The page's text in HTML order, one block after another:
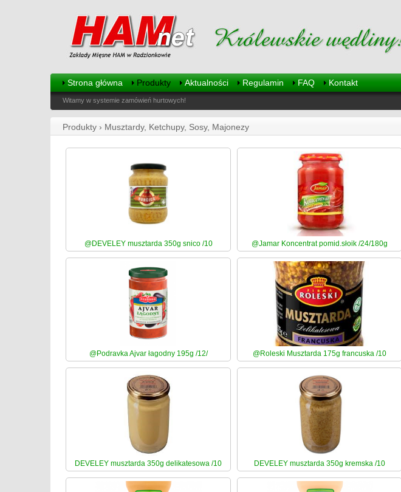
Strona główna Produkty Aktualności Regulamin FAQ Kontakt
Witamy w systemie zamówień hurtowych!
Produkty › Musztardy, Ketchupy, Sosy, Majonezy
@DEVELEY musztarda 350g snico /10 @Jamar Koncentrat pomid.słoik /24/180g
@Podravka Ajvar łagodny 195g /12/ @Roleski Musztarda 175g francuska /10
DEVELEY musztarda 350g delikatesowa /10 DEVELEY musztarda 350g kremska /10